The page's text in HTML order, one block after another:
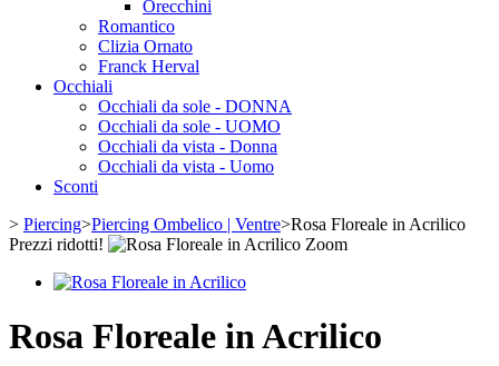
Orecchini
Romantico
Clizia Ornato
Franck Herval
Occhiali
Occhiali da sole - DONNA
Occhiali da sole - UOMO
Occhiali da vista - Donna
Occhiali da vista - Uomo
Sconti
> Piercing>Piercing Ombelico | Ventre>Rosa Floreale in Acrilico
Prezzi ridotti!
Zoom
Rosa Floreale in Acrilico